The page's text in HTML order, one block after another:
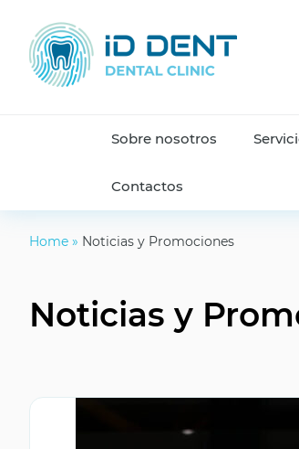
Sobre nosotros
Contactos
Home » Noticias y Promociones
Noticias y